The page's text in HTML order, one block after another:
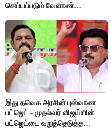
செய்யப்படும் வேளாண்
கோரிக்கை!
இது தவெக அரசின் புஸ்வாண
பட்ஜெட் - முதல்வர் விஜய்யின்
பட்ஜெட்டை வறுத்தெடுத்த